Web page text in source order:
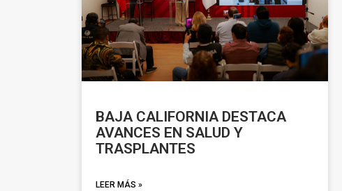
BAJA CALIFORNIA DESTACA
AVANCES EN SALUD Y
TRASPLANTES
LEER MÁS »